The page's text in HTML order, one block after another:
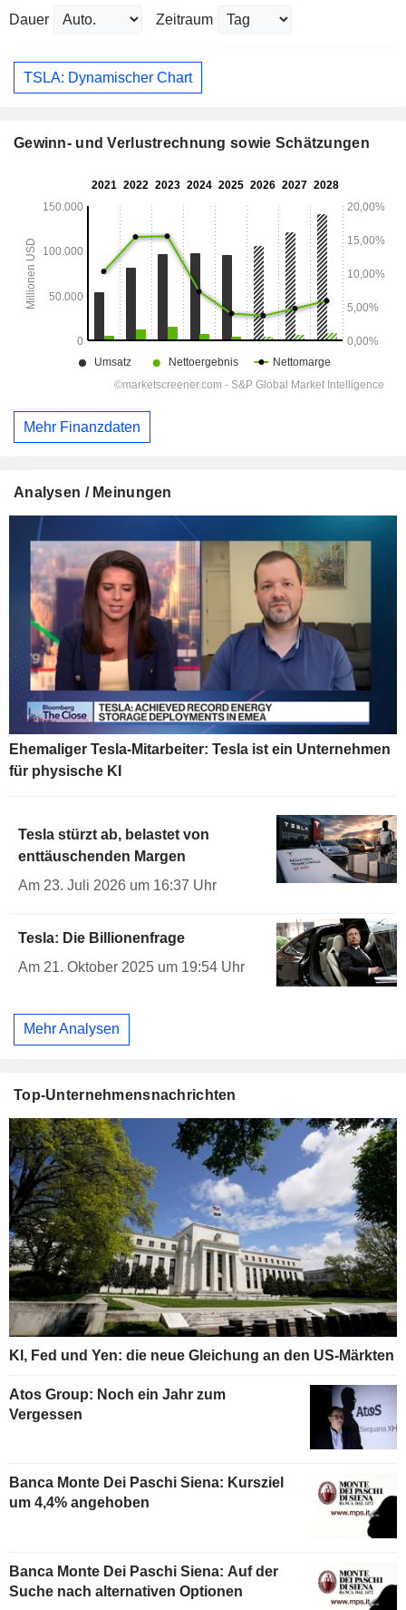
Dauer Zeitraum
TSLA: Dynamischer Chart
Gewinn- und Verlustrechnung sowie Schätzungen
Mehr Finanzdaten
Analysen / Meinungen
Ehemaliger Tesla-Mitarbeiter: Tesla ist ein Unternehmen
für physische KI
Tesla stürzt ab, belastet von
enttäuschenden Margen
Am 23. Juli 2026 um 16:37 Uhr
Tesla: Die Billionenfrage
Am 21. Oktober 2025 um 19:54 Uhr
Mehr Analysen
Top-Unternehmensnachrichten
KI, Fed und Yen: die neue Gleichung an den US-Märkten
Atos Group: Noch ein Jahr zum
Vergessen
Banca Monte Dei Paschi Siena: Kursziel
um 4,4% angehoben
Banca Monte Dei Paschi Siena: Auf der
Suche nach alternativen Optionen